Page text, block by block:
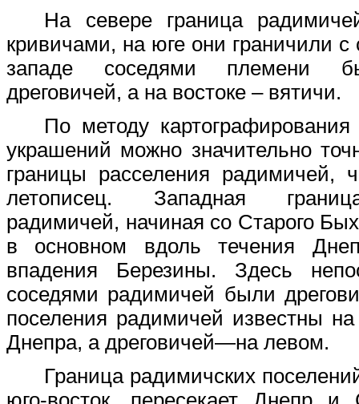
На севере граница
кривичами, на юге они граничили
западе соседями племени
дреговичей, а на востоке – вятичи.
По методу
украшений можно значительно
границы расселения радимичей,
летописец. Западная
радимичей, начиная со Старого
в основном вдоль течения
впадения Березины. Здесь
соседями радимичей были
поселения радимичей известны
Днепра, а дреговичей—на левом.
Граница радимичских